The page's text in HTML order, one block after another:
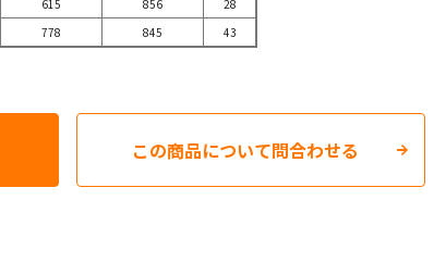
615 856
28
778 845 43
この商品について問合わせる